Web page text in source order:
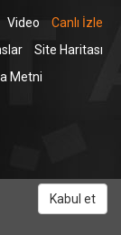
Video
Canlı İzle
Site Haritası
Metni
Kabul et